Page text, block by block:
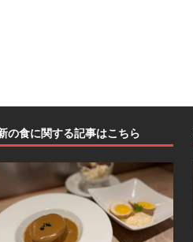
の食に関する記事はこちら